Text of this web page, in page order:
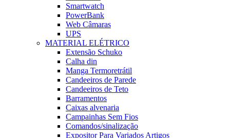
Smartwatch
PowerBank
Web Câmaras
UPS
MATERIAL ELÉTRICO
Extensão Schuko
Calha din
Manga Termoretrátil
Candeeiros de Parede
Candeeiros de Teto
Barramentos
Caixas alvenaria
Campainhas Sem Fios
Comandos/sinalização
Expositor Para Variados Artigos